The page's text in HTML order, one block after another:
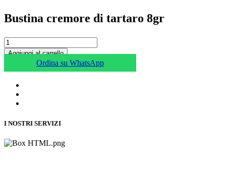
Bustina cremore di tartaro 8gr
Aggiungi al carrello
Ordina su WhatsApp
I NOSTRI SERVIZI